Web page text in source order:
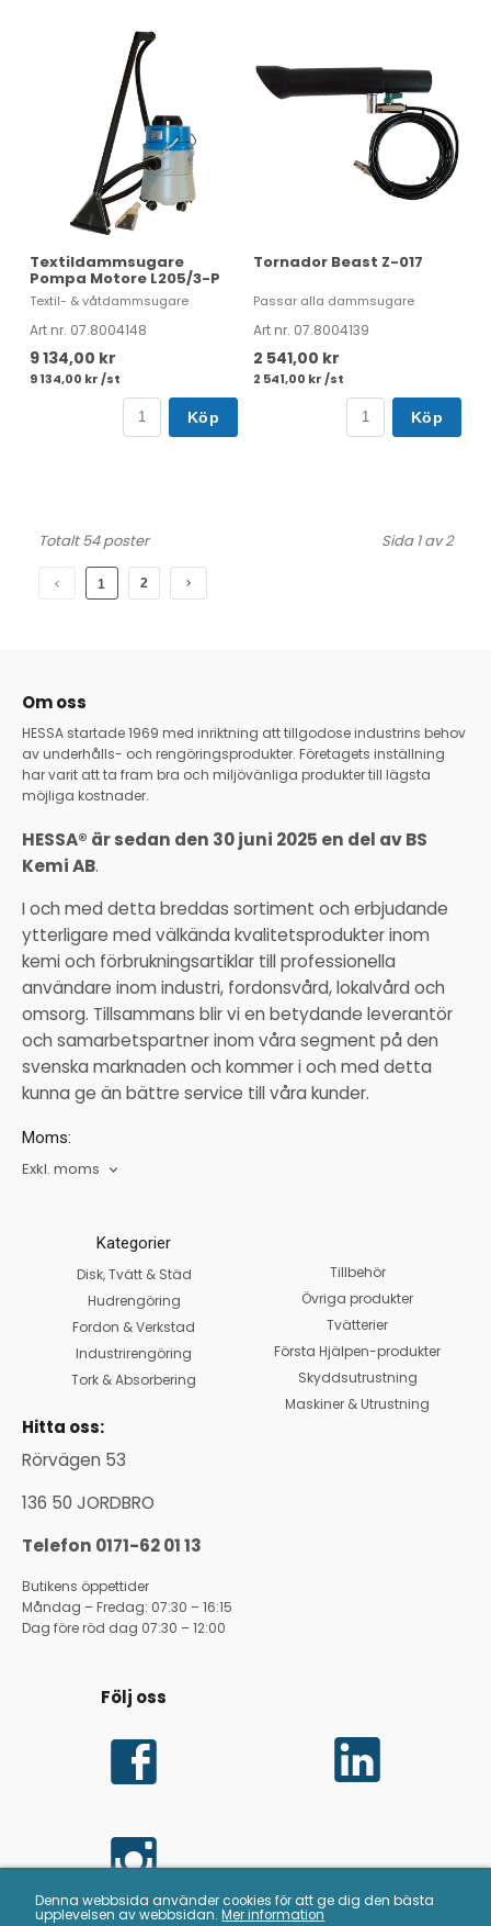
Denna webbsida använder cookies för att ge dig den bästa
upplevelsen av webbsidan.Mer information
Textildammsugare
Pompa Motore L205/3-P
Textil- & våtdammsugare
Art nr. 07.8004148
9 134,00 kr
9 134,00 kr /st
Köp
Tornador Beast Z-017
Passar alla dammsugare
Art nr. 07.8004139
2 541,00 kr
2 541,00 kr /st
Köp
Totalt 54 poster Sida 1 av 2
1 2
Om oss
HESSA startade 1969 med inriktning att tillgodose industrins behov
av underhålls- och rengöringsprodukter. Företagets inställning
har varit att ta fram bra och miljövänliga produkter till lägsta
möjliga kostnader.
HESSA® är sedan den 30 juni 2025 en del av BS
Kemi AB.
I och med detta breddas sortiment och erbjudande
ytterligare med välkända kvalitetsprodukter inom
kemi och förbrukningsartiklar till professionella
användare inom industri, fordonsvård, lokalvård och
omsorg. Tillsammans blir vi en betydande leverantör
och samarbetspartner inom våra segment på den
svenska marknaden och kommer i och med detta
kunna ge än bättre service till våra kunder.
Moms:
Exkl. moms
Kategorier
Disk, Tvätt & Städ
Hudrengöring
Fordon & Verkstad
Industrirengöring
Tork & Absorbering
Hitta oss:
Rörvägen 53
136 50 JORDBRO
Telefon 0171-62 01 13
Butikens öppettider
Måndag – Fredag: 07:30 – 16:15
Dag före röd dag 07:30 – 12:00
Tillbehör
Övriga produkter
Tvätterier
Första Hjälpen-produkter
Skyddsutrustning
Maskiner & Utrustning
Följ oss